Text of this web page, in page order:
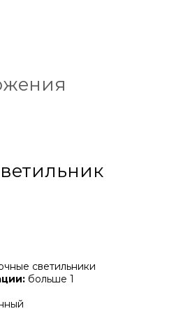
светильники
больше 1